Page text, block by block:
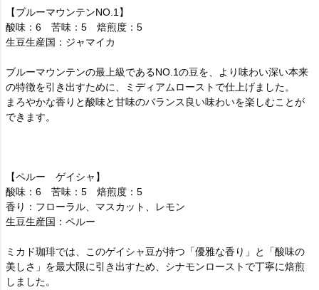
【ブルーマウンテンNO.1】
酸味：6 苦味：5 焙煎度：5
生豆生産国：ジャマイカ
ブルーマウンテンの最上級であるNO.1の豆を、より味わい深い本来
の特徴を引き出すために、ミディアムローストで仕上げました。
まろやかな香りと酸味と甘味のバランス良い味わいを楽しむことが
できます。
【ペルー ゲイシャ】
酸味：6 苦味：5 焙煎度：5
香り：フローラル、マスカット、レモン
生豆生産国：ペルー
ミカド珈琲では、このゲイシャ豆が持つ「優雅な香り」と「酸味の
美しさ」を最大限に引き出すため、シナモンローストで丁寧に焙煎
しました。